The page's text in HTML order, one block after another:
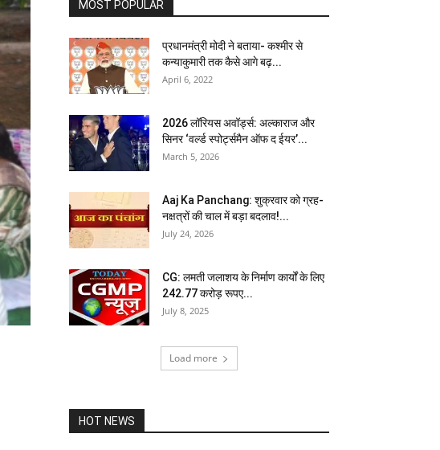
MOST POPULAR
प्रधानमंत्री मोदी ने बताया- कश्मीर से
कन्याकुमारी तक कैसे आगे बढ़...
April 6, 2022
2026 लॉरियस अवॉर्ड्स: अल्काराज और
सिनर ‘वर्ल्ड स्पोर्ट्समैन ऑफ द ईयर’...
March 5, 2026
Aaj Ka Panchang: शुक्रवार को ग्रह-
नक्षत्रों की चाल में बड़ा बदलाव!...
July 24, 2026
CG: लमती जलाशय के निर्माण कार्यों के लिए
242.77 करोड़ रूपए...
July 8, 2025
Load more
HOT NEWS